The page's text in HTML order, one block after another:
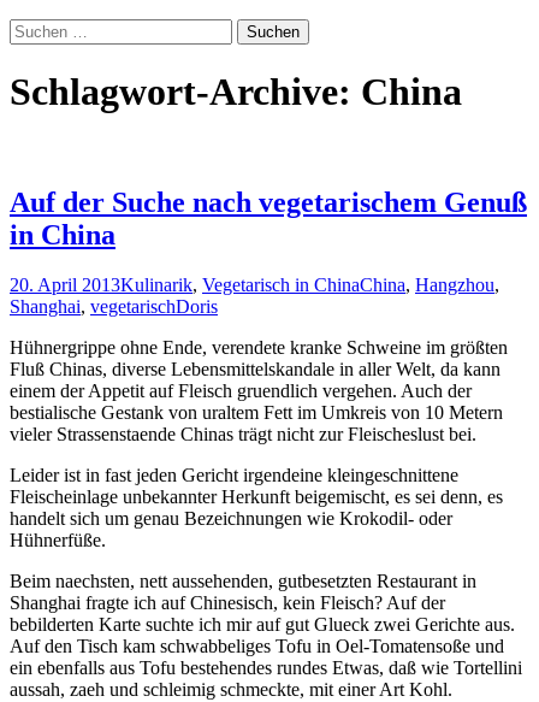
Suchen
nach:
Schlagwort-Archive: China
Auf der Suche nach vegetarischem Genuß
in China
20. April 2013Kulinarik, Vegetarisch in ChinaChina, Hangzhou,
Shanghai, vegetarischDoris
Hühnergrippe ohne Ende, verendete kranke Schweine im größten
Fluß Chinas, diverse Lebensmittelskandale in aller Welt, da kann
einem der Appetit auf Fleisch gruendlich vergehen. Auch der
bestialische Gestank von uraltem Fett im Umkreis von 10 Metern
vieler Strassenstaende Chinas trägt nicht zur Fleischeslust bei.
Leider ist in fast jeden Gericht irgendeine kleingeschnittene
Fleischeinlage unbekannter Herkunft beigemischt, es sei denn, es
handelt sich um genau Bezeichnungen wie Krokodil- oder
Hühnerfüße.
Beim naechsten, nett aussehenden, gutbesetzten Restaurant in
Shanghai fragte ich auf Chinesisch, kein Fleisch? Auf der
bebilderten Karte suchte ich mir auf gut Glueck zwei Gerichte aus.
Auf den Tisch kam schwabbeliges Tofu in Oel-Tomatensoße und
ein ebenfalls aus Tofu bestehendes rundes Etwas, daß wie Tortellini
aussah, zaeh und schleimig schmeckte, mit einer Art Kohl.